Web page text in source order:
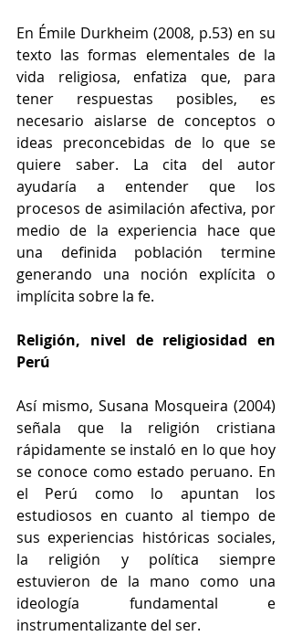
En Émile Durkheim (2008, p.53) en su
texto las formas elementales de la
vida religiosa, enfatiza que, para
tener respuestas posibles, es
necesario aislarse de conceptos o
ideas preconcebidas de lo que se
quiere saber. La cita del autor
ayudaría a entender que los
procesos de asimilación afectiva, por
medio de la experiencia hace que
una definida población termine
generando una noción explícita o
implícita sobre la fe.
Religión, nivel de religiosidad en
Perú
Así mismo, Susana Mosqueira (2004)
señala que la religión cristiana
rápidamente se instaló en lo que hoy
se conoce como estado peruano. En
el Perú como lo apuntan los
estudiosos en cuanto al tiempo de
sus experiencias históricas sociales,
la religión y política siempre
estuvieron de la mano como una
ideología fundamental e
instrumentalizante del ser.